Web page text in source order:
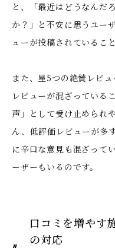
と、「最近はどうなんだ
か？」と不安に思うユー
ューが投稿されているこ
また、星5つの絶賛レビ
レビューが混ざっている
声」として受け止められ
ん、低評価レビューが多
に辛口な意見も混ざって
ーザーもいるのです。
口コミを増やす
の対応